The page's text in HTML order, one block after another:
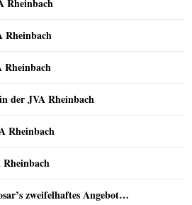
Rheinbach
Rheinbach
Rheinbach
der JVA Rheinbach
Rheinbach
zweifelhaftes Angebot…